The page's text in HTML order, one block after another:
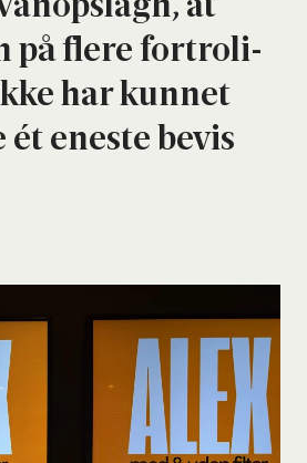
på fle­re for­tro­li­
har kun­net
ene­ste bevis